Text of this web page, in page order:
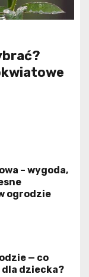
– wygoda,
ogrodzie
— co
dziecka?